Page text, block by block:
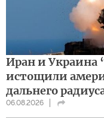
Иран и Украина
истощили
дальнего
06.08.2026